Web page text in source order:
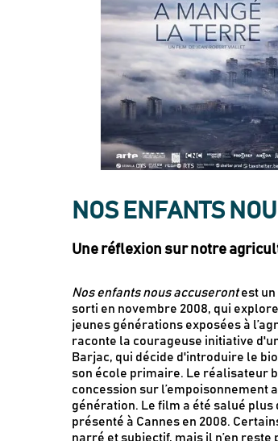
NOS ENFANTS
Une réflexion sur notre
Nos enfants nous accuserontest un
sorti en novembre 2008, qui
jeunes générations exposées à
raconte la courageuse initiative
Barjac, qui décide d'introduire le
son école primaire. Le réalisateur
concession sur l’empoisonnement
génération. Le film a été salué plus
présenté à Cannes en 2008.
narré et subjectif, mais il n’en